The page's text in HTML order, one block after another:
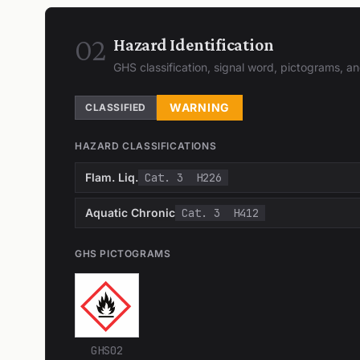
02 Hazard Identification
GHS classification, signal word, pictograms,
CLASSIFIED WARNING
HAZARD CLASSIFICATIONS
Flam. Liq. Cat. 3 H226
Aquatic Chronic Cat. 3 H412
GHS PICTOGRAMS
GHS02